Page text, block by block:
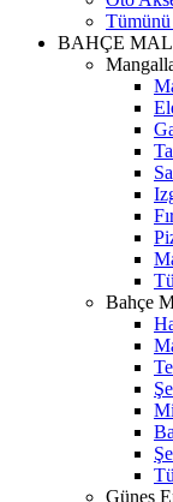
BAHÇE
Bahçe
Güneş